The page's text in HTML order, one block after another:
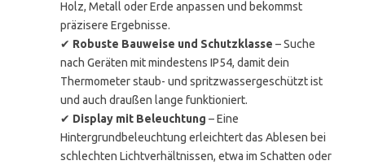
Holz, Metall oder Erde anpassen und bekommst
präzisere Ergebnisse.
✔ Robuste Bauweise und Schutzklasse – Suche
nach Geräten mit mindestens IP54, damit dein
Thermometer staub- und spritzwassergeschützt ist
und auch draußen lange funktioniert.
✔ Display mit Beleuchtung – Eine
Hintergrundbeleuchtung erleichtert das Ablesen bei
schlechten Lichtverhältnissen, etwa im Schatten oder